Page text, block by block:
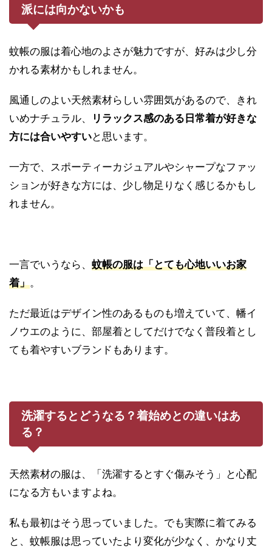
派には向かないかも
蚊帳の服は着心地のよさが魅力ですが、好みは少し分
かれる素材かもしれません。
風通しのよい天然素材らしい雰囲気があるので、きれ
いめナチュラル、
リラックス感のある日常着が好きな
方には合いやすいと思います。
一方で、スポーティーカジュアルやシャープなファッ
ションが好きな方には、少し物足りなく感じるかもし
れません。
一言でいうなら、 蚊帳の服は「とても心地いいお家
着」。
ただ最近はデザイン性のあるものも増えていて、幡イ
ノウエのように、部屋着としてだけでなく普段着とし
ても着やすいブランドもあります。
洗濯するとどうなる？着始めとの違いはあ
る？
天然素材の服は、「洗濯するとすぐ傷みそう」と心配
になる方もいますよね。
私も最初はそう思っていました。でも実際に着てみる
と、蚊帳服は思っていたより変化が少なく、かなり丈